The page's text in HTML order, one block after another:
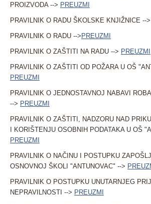
PROIZVODA --> PREUZMI
PRAVILNIK O RADU ŠKOLSKE KNJIŽNICE -->
PRAVILNIK O RADU --> PREUZMI
PRAVILNIK O ZAŠTITI NA RADU --> PREUZMI
PRAVILNIK O ZAŠTITI OD POŽARA U OŠ
PREUZMI
PRAVILNIK O JEDNOSTAVNOJ NABAVI
--> PREUZMI
PRAVILNIK O ZAŠTITI, NADZORU NAD
I KORIŠTENJU OSOBNIH PODATAKA U OŠ
PREUZMI
PRAVILNIK O NAČINU I POSTUPKU
OSNOVNOJ ŠKOLI "ANTUNOVAC" -->
PRAVILNIK O POSTUPKU UNUTARNJEG
NEPRAVILNOSTI --> PREUZMI